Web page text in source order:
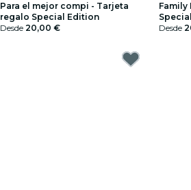
Para el mejor compi - Tarjeta
regalo Special Edition
Desde 20,00 €
Family
Desde